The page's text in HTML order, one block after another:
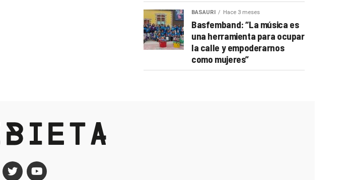
BASAURI Hace 3 meses
Basfemband: “La música es
una herramienta para ocupar
la calle y empoderarnos
como mujeres”